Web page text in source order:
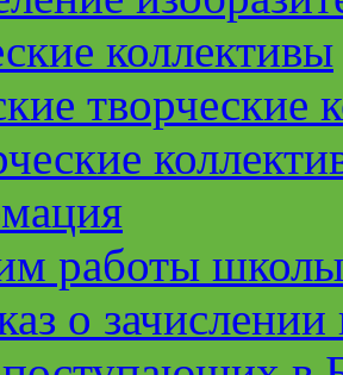
коллективы
творческие
работы школы
о зачислении